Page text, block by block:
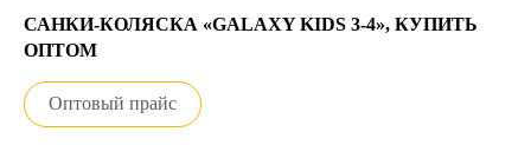
САНКИ-КОЛЯСКА «GALAXY KIDS 3-4», КУПИТЬ
ОПТОМ
Оптовый прайс